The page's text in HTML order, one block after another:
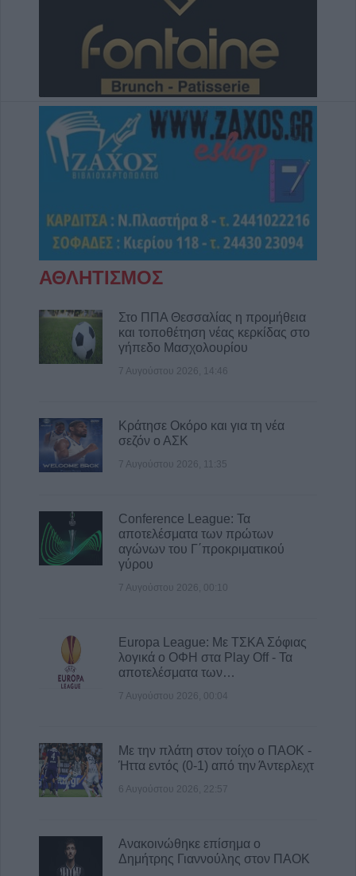
ΑΘΛΗΤΙΣΜΟΣ
Στο ΠΠΑ Θεσσαλίας η προμήθεια
και τοποθέτηση νέας κερκίδας στο
γήπεδο Μασχολουρίου
7 Αυγούστου 2026, 14:46
Κράτησε Οκόρο και για τη νέα
σεζόν ο ΑΣΚ
7 Αυγούστου 2026, 11:35
Conference League: Τα
αποτελέσματα των πρώτων
αγώνων του Γ΄προκριματικού
γύρου
7 Αυγούστου 2026, 00:10
Europa League: Με ΤΣΚΑ Σόφιας
λογικά ο ΟΦΗ στα Play Off - Τα
αποτελέσματα των…
7 Αυγούστου 2026, 00:04
Με την πλάτη στον τοίχο ο ΠΑΟΚ -
Ήττα εντός (0-1) από την Άντερλεχτ
6 Αυγούστου 2026, 22:57
Ανακοινώθηκε επίσημα ο
Δημήτρης Γιαννούλης στον ΠΑΟΚ